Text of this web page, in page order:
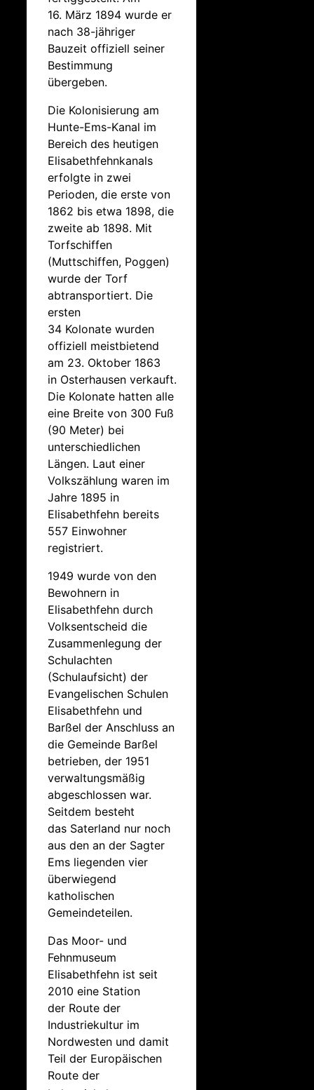
16. März 1894 wurde er
nach 38-jähriger
Bauzeit offiziell seiner
Bestimmung
übergeben.
Die Kolonisierung am
Hunte-Ems-Kanal im
Bereich des heutigen
Elisabethfehnkanals
erfolgte in zwei
Perioden, die erste von
1862 bis etwa 1898, die
zweite ab 1898. Mit
Torfschiffen
(Muttschiffen, Poggen)
wurde der Torf
abtransportiert. Die
ersten
34 Kolonate wurden
offiziell meistbietend
am 23. Oktober 1863
in Osterhausen verkauft.
Die Kolonate hatten alle
eine Breite von 300 Fuß
(90 Meter) bei
unterschiedlichen
Längen. Laut einer
Volkszählung waren im
Jahre 1895 in
Elisabethfehn bereits
557 Einwohner
registriert.
1949 wurde von den
Bewohnern in
Elisabethfehn durch
Volksentscheid die
Zusammenlegung der
Schulachten
(Schulaufsicht) der
Evangelischen Schulen
Elisabethfehn und
Barßel der Anschluss an
die Gemeinde Barßel
betrieben, der 1951
verwaltungsmäßig
abgeschlossen war.
Seitdem besteht
das Saterland nur noch
aus den an der Sagter
Ems liegenden vier
überwiegend
katholischen
Gemeindeteilen.
Das Moor- und
Fehnmuseum
Elisabethfehn ist seit
2010 eine Station
der Route der
Industriekultur im
Nordwesten und damit
Teil der Europäischen
Route der